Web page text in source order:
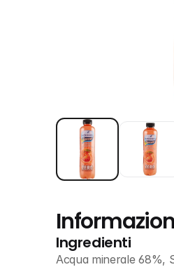
Ingredienti
Acqua minerale 68%,